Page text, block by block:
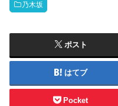
乃木坂
ポスト
はてブ
Pocket